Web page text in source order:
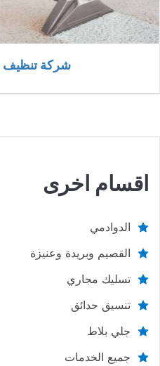
شركة تنظيف
اقسام اخرى
الدوادمي
القصيم وبريدة وعنيزة
تسليك مجاري
تنسيق حدائق
جلي بلاط
جميع الخدمات